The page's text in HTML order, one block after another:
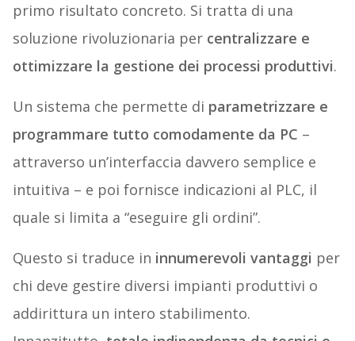
primo risultato concreto. Si tratta di una
soluzione rivoluzionaria percentralizzare e
ottimizzare la gestione dei processi produttivi.
Un sistema che permette di parametrizzare e
programmare tutto comodamente da PC –
attraverso un’interfaccia davvero semplice e
intuitiva – e poi fornisce indicazioni al PLC, il
quale si limita a “eseguire gli ordini”.
Questo si traduce in innumerevoli vantaggi per
chi deve gestire diversi impianti produttivi o
addirittura un intero stabilimento.